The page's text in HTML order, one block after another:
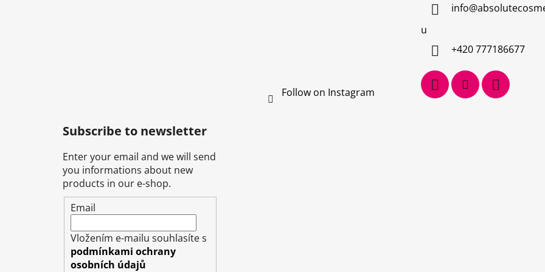
Follow on Instagram
info@
u
+420 777186677
Subscribe to newsletter
Enter your email and we will send
you informations about new
products in our e-shop.
Email
Vložením e-mailu souhlasíte s
podmínkami ochrany
osobních údajů